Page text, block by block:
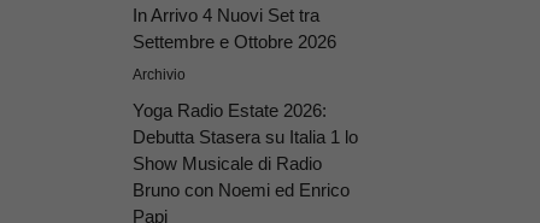
In Arrivo 4 Nuovi Set tra
Settembre e Ottobre 2026
Archivio
Yoga Radio Estate 2026:
Debutta Stasera su Italia 1 lo
Show Musicale di Radio
Bruno con Noemi ed Enrico
Papi